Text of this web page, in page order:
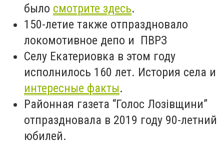
было смотрите здесь.
150-летие также отпраздновало
локомотивное депо и ПВРЗ
Селу Екатериовка в этом году
исполнилось 160 лет. История села и
интересные факты.
Районная газета “Голос Лозівщини”
отпраздновала в 2019 году 90-летний
юбилей.